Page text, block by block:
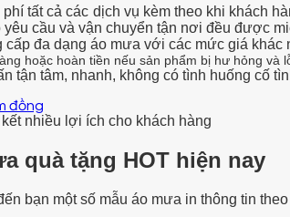
tất cả các dịch vụ kèm theo khi khách
yêu cầu và vận chuyển tận nơi đều được
cấp đa dạng áo mưa với các mức giá
hoặc hoàn tiền nếu sản phẩm bị hư hỏng
tận tâm, nhanh, không có tình huống cố
nhiều lợi ích cho khách hàng
quà tặng HOT hiện nay
bạn một số mẫu áo mưa in thông tin